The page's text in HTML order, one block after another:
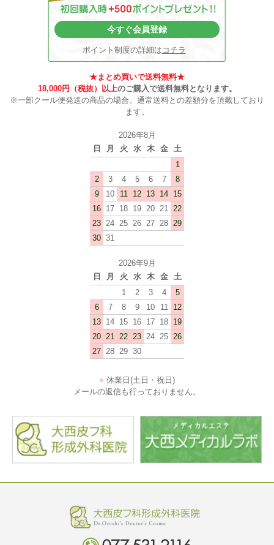
今すぐ会員登録
ポイント制度の詳細は コチラ
★まとめ買いで送料無料★
18,000円（税抜）以上のご購入で送料無料となります。
※一部クール便発送の商品の場合、通常送料との差額分を頂戴しており
ます。
2026年8月
日
月 火 水 木 金
土
1
2
3 4 5 6 7
8
9
10 11 12 13 14 15
16 17 18 19 20 21
22
23 24 25 26 27 28 29
30 31
2026年9月
日
月 火 水 木 金
土
1
2 3 4
5
6
7 8 9 10 11
12
13 14 15 16 17 18 19
20 21 22 23 24 25 26
27 28 29 30
■ 休業日(土日・祝日)
メールの返信も行っておりません。